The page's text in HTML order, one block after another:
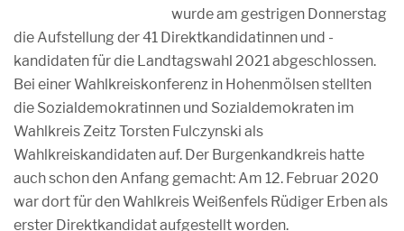
wurde am gestrigen Donnerstag
die Aufstellung der 41 Direktkandidatinnen und -
kandidaten für die Landtagswahl 2021 abgeschlossen.
Bei einer Wahlkreiskonferenz in Hohenmölsen stellten
die Sozialdemokratinnen und Sozialdemokraten im
Wahlkreis Zeitz Torsten Fulczynski als
Wahlkreiskandidaten auf. Der Burgenkandkreis hatte
auch schon den Anfang gemacht: Am 12. Februar 2020
war dort für den Wahlkreis Weißenfels Rüdiger Erben als
erster Direktkandidat aufgestellt worden.